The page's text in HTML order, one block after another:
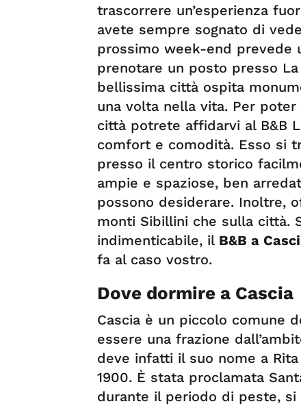
trascorrere un’esperienza
avete sempre sognato di
prossimo week-end prevede
prenotare un posto presso
bellissima città ospita
una volta nella vita. Per
città potrete affidarvi al B&B
comfort e comodità. Esso si
presso il centro storico
ampie e spaziose, ben
possono desiderare. Inoltre,
monti Sibillini che sulla città.
indimenticabile, il B&B a
fa al caso vostro.
Dove dormire a Cascia
Cascia è un piccolo comune
essere una frazione
deve infatti il suo nome a
1900. È stata proclamata
durante il periodo di peste,